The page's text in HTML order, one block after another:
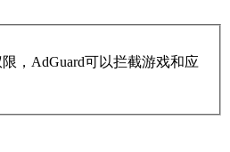
，AdGuard可以拦截游戏和应